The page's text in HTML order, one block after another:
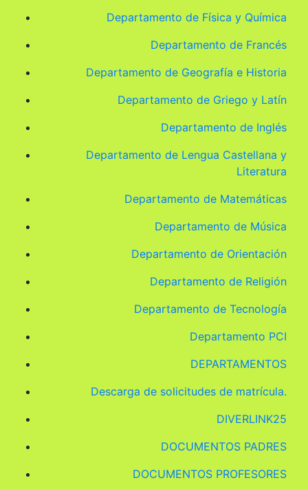
Departamento de Física y Química
Departamento de Francés
Departamento de Geografía e Historia
Departamento de Griego y Latín
Departamento de Inglés
Departamento de Lengua Castellana y
Literatura
Departamento de Matemáticas
Departamento de Música
Departamento de Orientación
Departamento de Religión
Departamento de Tecnología
Departamento PCI
DEPARTAMENTOS
Descarga de solicitudes de matrícula.
DIVERLINK25
DOCUMENTOS PADRES
DOCUMENTOS PROFESORES